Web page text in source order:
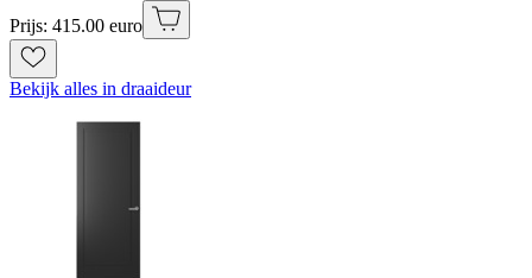
Prijs: 415.00 euro
Bekijk alles in draaideur